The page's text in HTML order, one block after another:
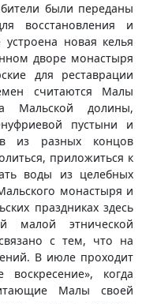
были переданы
восстановления и
устроена новая келья
дворе монастыря
для реставрации
считаются Малы
Мальской долины,
пустыни и
из разных концов
приложиться к
воды из целебных
монастыря и
праздниках здесь
малой этнической
с тем, что на
В июле проходит
воскресение», когда
Малы своей